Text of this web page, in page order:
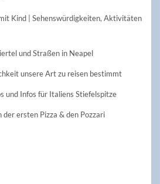
Kind | Sehenswürdigkeiten, Aktivitäten
und Straßen in Neapel
unsere Art zu reisen bestimmt
und Infos für Italiens Stiefelspitze
ersten Pizza & den Pozzari